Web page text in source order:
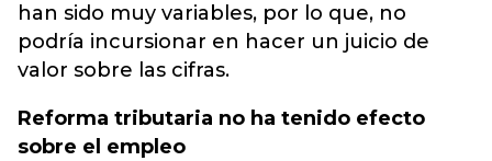
han sido muy variables, por lo que, no
podría incursionar en hacer un juicio de
valor sobre las cifras.
Reforma tributaria no ha tenido efecto
sobre el empleo